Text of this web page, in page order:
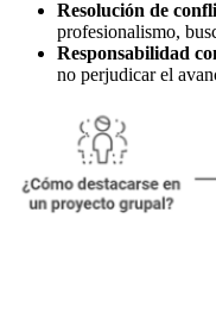
Resolución de
profesionalismo,
Responsabilidad
no perjudicar el